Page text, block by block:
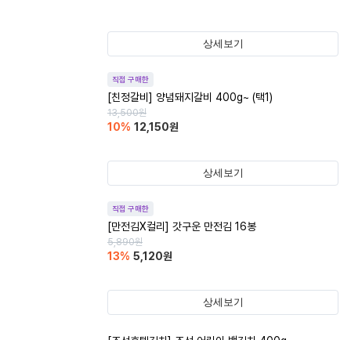
상세보기
직접 구매한
[친정갈비] 양념돼지갈비 400g~ (택1)
13,500원
10% 12,150원
상세보기
직접 구매한
[만전김X컬리] 갓구운 만전김 16봉
5,890원
13% 5,120원
상세보기